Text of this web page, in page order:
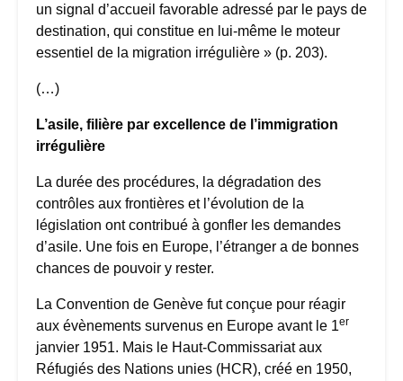
un signal d’accueil favorable adressé par le pays de
destination, qui constitue en lui-même le moteur
essentiel de la migration irrégulière » (p. 203).
(…)
L’asile, filière par excellence de l’immigration
irrégulière
La durée des procédures, la dégradation des
contrôles aux frontières et l’évolution de la
législation ont contribué à gonfler les demandes
d’asile. Une fois en Europe, l’étranger a de bonnes
chances de pouvoir y rester.
La Convention de Genève fut conçue pour réagir
aux évènements survenus en Europe avant le 1er
janvier 1951. Mais le Haut-Commissariat aux
Réfugiés des Nations unies (HCR), créé en 1950,